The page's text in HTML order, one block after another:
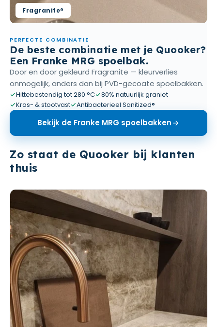
Fragranite®
PERFECTE COMBINATIE
De beste combinatie met je Quooker?
Een Franke MRG spoelbak.
Door en door gekleurd Fragranite — kleurverlies
onmogelijk, anders dan bij PVD-gecoate spoelbakken.
Hittebestendig tot 280 °C
80% natuurlijk graniet
Kras- & stootvast
Antibacterieel Sanitized®
Bekijk de Franke MRG spoelbakken
Zo staat de Quooker bij klanten
thuis